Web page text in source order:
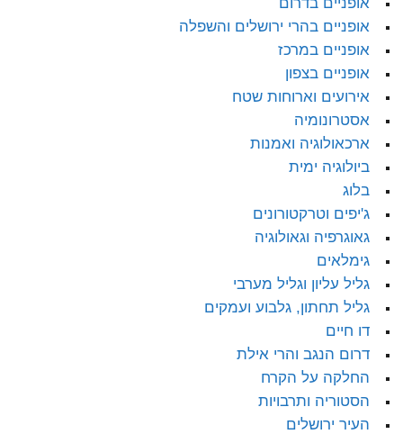
אופניים בהרי ירושלים והשפלה
אופניים במרכז
אופניים בצפון
אירועים וארוחות שטח
אסטרונומיה
ארכאולוגיה ואמנות
ביולוגיה ימית
בלוג
ג'יפים וטרקטורונים
גאוגרפיה וגאולוגיה
גימלאים
גליל עליון וגליל מערבי
גליל תחתון, גלבוע ועמקים
דו חיים
דרום הנגב והרי אילת
החלקה על הקרח
הסטוריה ותרבויות
העיר ירושלים